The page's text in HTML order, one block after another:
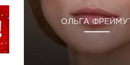
ОЛЬГА ФРЕЙМУТ